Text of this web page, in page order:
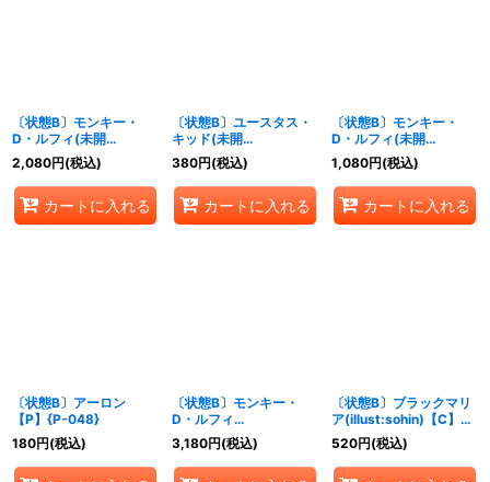
〔状態B〕モンキー・
D・ルフィ(未開
封/illust:tasaka)【P】
{P-041}
2,080円(税込)
カートに入れる
〔状態B〕ユースタス・
キッド(未開
封/illust:tasaka)【P】
{P-003}
380円(税込)
カートに入れる
〔状態B〕モンキー・
D・ルフィ(未開
封/illust:tasaka)【P】
{P-001}
1,080円(税込)
カートに入れる
〔状態B〕アーロン
【P】{P-048}
180円(税込)
〔状態B〕モンキー・
D・ルフィ
(foil/TREASURECRUIS
E)【SR】{ST01-012}
3,180円(税込)
〔状態B〕ブラックマリ
ア(illust:sohin)【C】
{ST04-011}
520円(税込)